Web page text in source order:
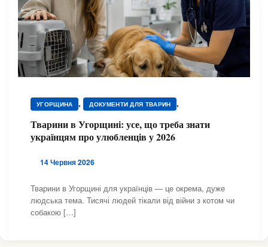
УГОРЩИНА , ДОКУМЕНТИ ДЛЯ ТВАРИН ,
Тварини в Угорщині: усе, що треба знати
українцям про улюбленців у 2026
14 Червня 2026
Тварини в Угорщині для українців — це окрема, дуже
людська тема. Тисячі людей тікали від війни з котом чи
собакою […]